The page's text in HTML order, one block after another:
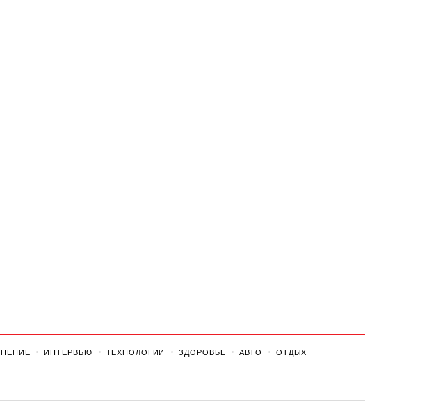
ИНТЕРВЬЮ ТЕХНОЛОГИИ ЗДОРОВЬЕ АВТО ОТДЫХ